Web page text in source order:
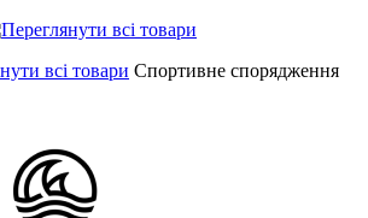
всі товари Спортивне спорядження